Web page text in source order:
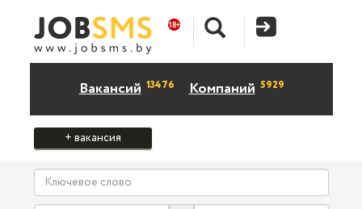
Вакансий 13476 Компаний 5929
+ вакансия